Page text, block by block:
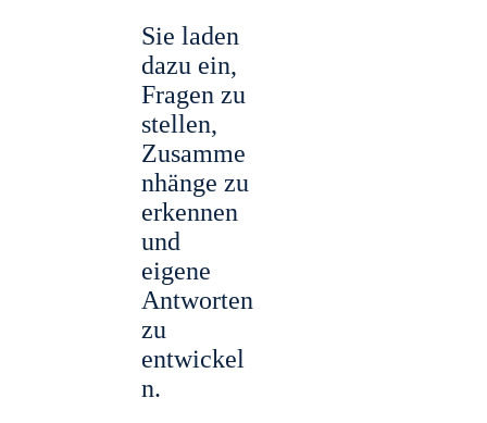
Sie laden
dazu ein,
Fragen zu
stellen,
Zusamme
nhänge zu
erkennen
und
eigene
Antworten
zu
entwickel
n.